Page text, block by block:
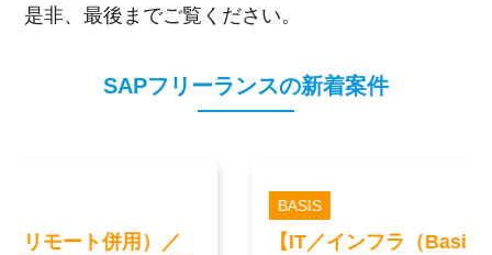
是非、最後までご覧ください。
SAPフリーランスの新着案件
【IT／インフラ（Basis）】東京（リモートメ